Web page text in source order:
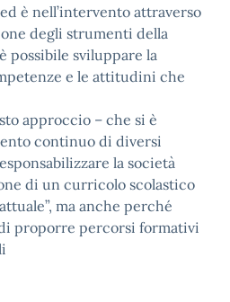
è nell’intervento attraverso
degli strumenti della
possibile sviluppare la
e le attitudini che
approccio – che si è
continuo di diversi
la società
di un curricolo scolastico
ma anche perché
proporre percorsi formativi